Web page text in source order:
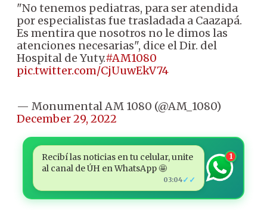
"No tenemos pediatras, para ser atendida
por especialistas fue trasladada a Caazapá.
Es mentira que nosotros no le dimos las
atenciones necesarias", dice el Dir. del
Hospital de Yuty.#AM1080
pic.twitter.com/CjUuwEkV74
— Monumental AM 1080 (@AM_1080)
December 29, 2022
Recibí las noticias en tu celular, unite
al canal de ÚH en WhatsApp 🤩
03:04✓✓
1